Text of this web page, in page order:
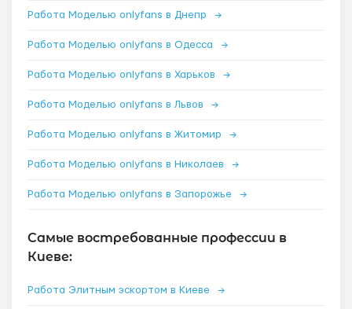
Работа Моделью onlyfans в Днепр →
Работа Моделью onlyfans в Одесса →
Работа Моделью onlyfans в Харьков →
Работа Моделью onlyfans в Львов →
Работа Моделью onlyfans в Житомир →
Работа Моделью onlyfans в Николаев →
Работа Моделью onlyfans в Запорожье →
Самые востребованные профессии в
Киеве:
Работа Элитным эскортом в Киеве →